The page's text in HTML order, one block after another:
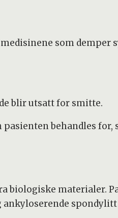
som demper
blir utsatt for smitte.
behandles for,
biologiske materialer.